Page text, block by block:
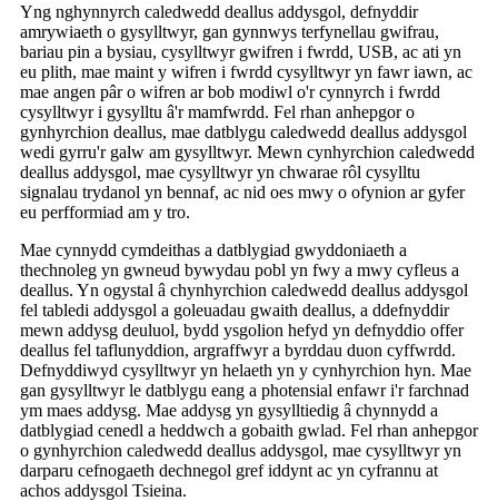
Yng nghynnyrch caledwedd deallus addysgol, defnyddir
amrywiaeth o gysylltwyr, gan gynnwys terfynellau gwifrau,
bariau pin a bysiau, cysylltwyr gwifren i fwrdd, USB, ac ati yn
eu plith, mae maint y wifren i fwrdd cysylltwyr yn fawr iawn, ac
mae angen pâr o wifren ar bob modiwl o'r cynnyrch i fwrdd
cysylltwyr i gysylltu â'r mamfwrdd. Fel rhan anhepgor o
gynhyrchion deallus, mae datblygu caledwedd deallus addysgol
wedi gyrru'r galw am gysylltwyr. Mewn cynhyrchion caledwedd
deallus addysgol, mae cysylltwyr yn chwarae rôl cysylltu
signalau trydanol yn bennaf, ac nid oes mwy o ofynion ar gyfer
eu perfformiad am y tro.
Mae cynnydd cymdeithas a datblygiad gwyddoniaeth a
thechnoleg yn gwneud bywydau pobl yn fwy a mwy cyfleus a
deallus. Yn ogystal â chynhyrchion caledwedd deallus addysgol
fel tabledi addysgol a goleuadau gwaith deallus, a ddefnyddir
mewn addysg deuluol, bydd ysgolion hefyd yn defnyddio offer
deallus fel taflunyddion, argraffwyr a byrddau duon cyffwrdd.
Defnyddiwyd cysylltwyr yn helaeth yn y cynhyrchion hyn. Mae
gan gysylltwyr le datblygu eang a photensial enfawr i'r farchnad
ym maes addysg. Mae addysg yn gysylltiedig â chynnydd a
datblygiad cenedl a heddwch a gobaith gwlad. Fel rhan anhepgor
o gynhyrchion caledwedd deallus addysgol, mae cysylltwyr yn
darparu cefnogaeth dechnegol gref iddynt ac yn cyfrannu at
achos addysgol Tsieina.